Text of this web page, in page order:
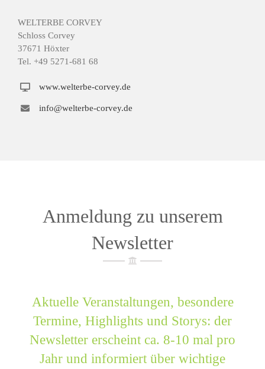
WELTERBE CORVEY
Schloss Corvey
37671 Höxter
Tel. +49 5271-681 68
www.welterbe-corvey.de
info@welterbe-corvey.de
Anmeldung zu unserem
Newsletter
Aktuelle Veranstaltungen, besondere
Termine, Highlights und Storys: der
Newsletter erscheint ca. 8-10 mal pro
Jahr und informiert über wichtige